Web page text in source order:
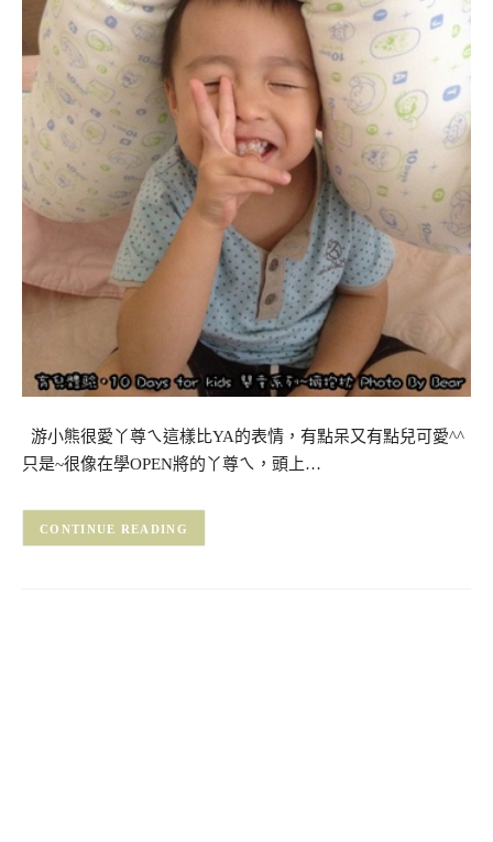
游小熊很愛丫尊ㄟ這樣比YA的表情，有點呆又有點兒可愛^^
只是~很像在學OPEN將的丫尊ㄟ，頭上…
CONTINUE READING